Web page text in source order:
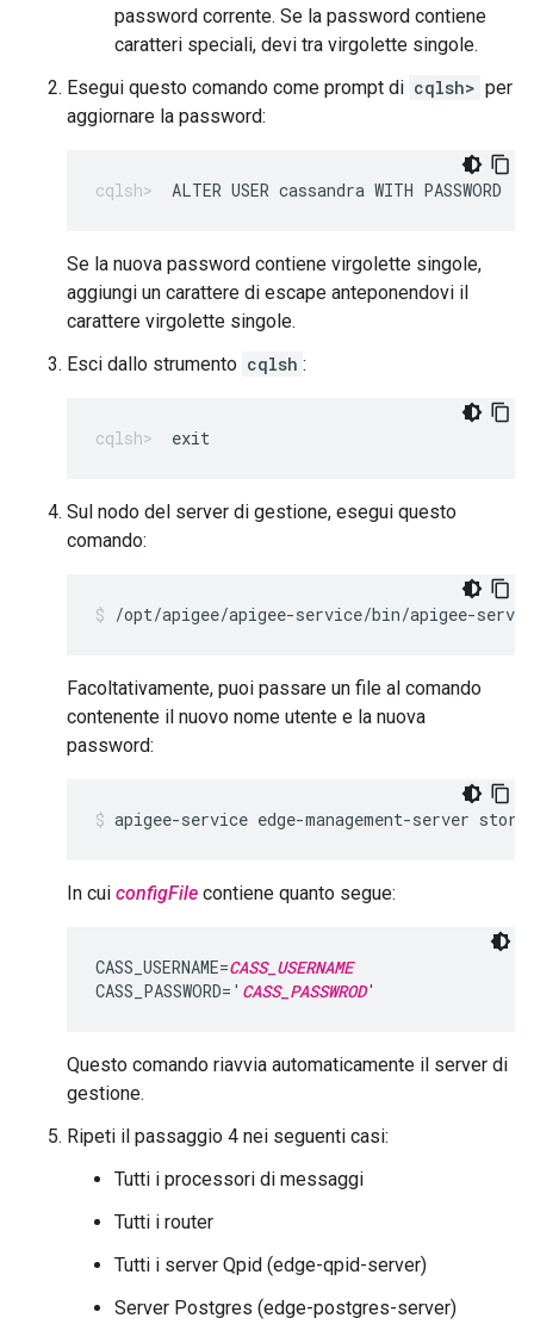
password corrente. Se la password contiene
caratteri speciali, devi tra virgolette singole.
Esegui questo comando come prompt di cqlsh> per
aggiornare la password:
ALTER USER cassandra WITH PASSWORD '
Se la nuova password contiene virgolette singole,
aggiungi un carattere di escape anteponendovi il
carattere virgolette singole.
Esci dallo strumento cqlsh :
exit
Sul nodo del server di gestione, esegui questo
comando:
/opt/apigee/apigee-service/bin/apigee-
Facoltativamente, puoi passare un file al comando
contenente il nuovo nome utente e la nuova
password:
apigee-service edge-management-server
In cui configFile contiene quanto segue:
CASS_USERNAME=CASS_USERNAME
CASS_PASSWORD=' CASS_PASSWROD'
Questo comando riavvia automaticamente il server di
gestione.
Ripeti il passaggio 4 nei seguenti casi:
Tutti i processori di messaggi
Tutti i router
Tutti i server Qpid (edge-qpid-server)
Server Postgres (edge-postgres-server)